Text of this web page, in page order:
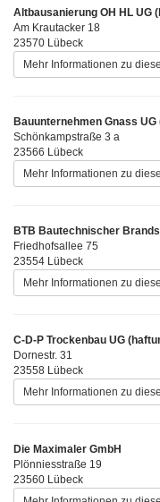
Altbausanierung OH HL UG
Am Krautacker 18
23570 Lübeck
Mehr Informationen zu
Bauunternehmen Gnass
Schönkampstraße 3 a
23566 Lübeck
Mehr Informationen zu
BTB Bautechnischer
Friedhofsallee 75
23554 Lübeck
Mehr Informationen zu
C-D-P Trockenbau UG
Dornestr. 31
23558 Lübeck
Mehr Informationen zu
Die Maximaler GmbH
Plönniesstraße 19
23560 Lübeck